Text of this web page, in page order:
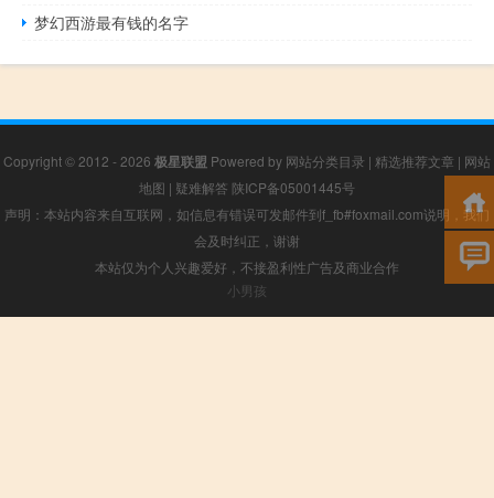
梦幻西游最有钱的名字
Copyright © 2012 - 2026 极星联盟 Powered by 网站分类目录 | 精选推荐文章 | 网站
地图 | 疑难解答 陕ICP备05001445号
声明：本站内容来自互联网，如信息有错误可发邮件到f_fb#foxmail.com说明，我们
会及时纠正，谢谢
本站仅为个人兴趣爱好，不接盈利性广告及商业合作
小男孩